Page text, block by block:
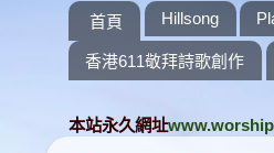
首頁 Hillsong
香港611敬拜詩歌創作
本站永久網址